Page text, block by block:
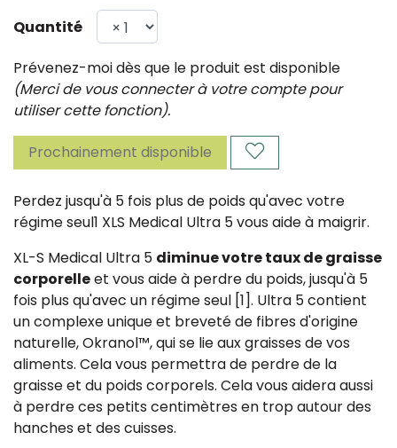
Quantité
Prévenez-moi dès que le produit est disponible
(Merci de vous connecter à votre compte pour
utiliser cette fonction).
Prochainement disponible
Perdez jusqu'à 5 fois plus de poids qu'avec votre
régime seul1 XLS Medical Ultra 5 vous aide à maigrir.
XL-S Medical Ultra 5 diminue votre taux de graisse
corporelleet vous aide à perdre du poids, jusqu'à 5
fois plus qu'avec un régime seul [1]. Ultra 5 contient
un complexe unique et breveté de fibres d'origine
naturelle, Okranol™, qui se lie aux graisses de vos
aliments. Cela vous permettra de perdre de la
graisse et du poids corporels. Cela vous aidera aussi
à perdre ces petits centimètres en trop autour des
hanches et des cuisses.